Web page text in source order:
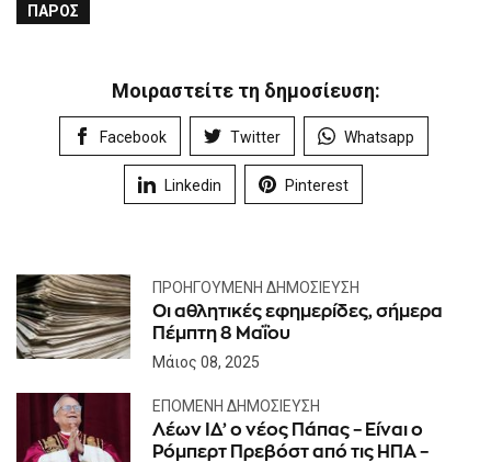
ΠΆΡΟΣ
Μοιραστείτε τη δημοσίευση:
Facebook Twitter Whatsapp
Linkedin Pinterest
ΠΡΟΗΓΟΎΜΕΝΗ ΔΗΜΟΣΊΕΥΣΗ
Οι αθλητικές εφημερίδες, σήμερα
Πέμπτη 8 Μαΐου
Μάιος 08, 2025
ΕΠΌΜΕΝΗ ΔΗΜΟΣΊΕΥΣΗ
Λέων ΙΔ’ ο νέος Πάπας – Είναι ο
Ρόμπερτ Πρεβόστ από τις ΗΠΑ –